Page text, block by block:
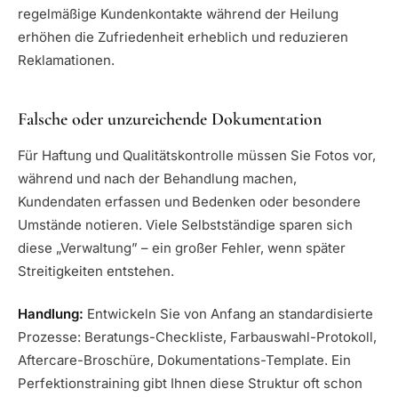
regelmäßige Kundenkontakte während der Heilung
erhöhen die Zufriedenheit erheblich und reduzieren
Reklamationen.
Falsche oder unzureichende Dokumentation
Für Haftung und Qualitätskontrolle müssen Sie Fotos vor,
während und nach der Behandlung machen,
Kundendaten erfassen und Bedenken oder besondere
Umstände notieren. Viele Selbstständige sparen sich
diese „Verwaltung” – ein großer Fehler, wenn später
Streitigkeiten entstehen.
Handlung: Entwickeln Sie von Anfang an standardisierte
Prozesse: Beratungs-Checkliste, Farbauswahl-Protokoll,
Aftercare-Broschüre, Dokumentations-Template. Ein
Perfektionstraining gibt Ihnen diese Struktur oft schon